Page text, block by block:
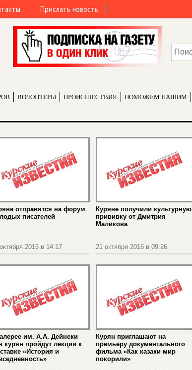
Прислать новость
ВОЛОНТЕРЫ ПРОИCШЕСТВИЯ ПОМОЖЕМ НАШИМ
отправятся на форум
писателей
2016 в 14:17
Куряне получили культурную
прививку от Дмитрия
Маликова
21 октября 2016 в 09:26
им. А.А. Дейнеки
курян пройдут лекции к
«История и
Курян приглашают на
премьеру документального
фильма «Как казаки мир
покорили»